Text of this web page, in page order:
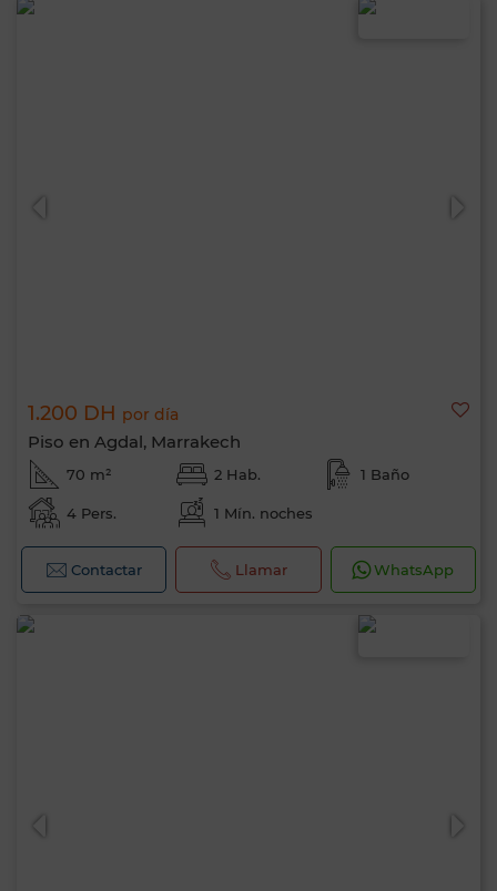
1.200 DH por día
Piso en Agdal, Marrakech
70 m² 2 Hab. 1 Baño
4 Pers. 1 Mín. noches
Contactar Llamar WhatsApp